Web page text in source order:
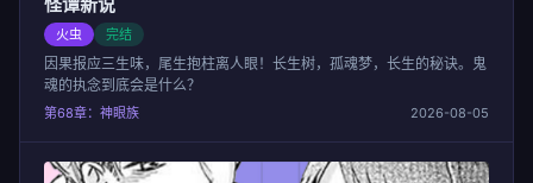
火虫 完结
因果报应三生味，尾生抱柱离人眼！长生树，孤魂梦，长生的秘诀。鬼
魂的执念到底会是什么？
第68章：神眼族 2026-08-05